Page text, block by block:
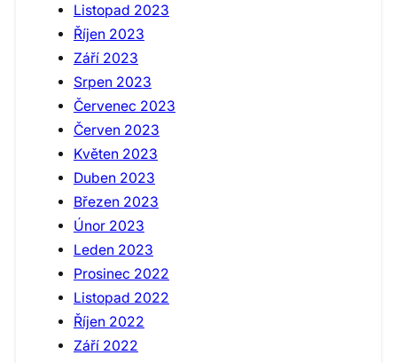
Listopad 2023
Říjen 2023
Září 2023
Srpen 2023
Červenec 2023
Červen 2023
Květen 2023
Duben 2023
Březen 2023
Únor 2023
Leden 2023
Prosinec 2022
Listopad 2022
Říjen 2022
Září 2022